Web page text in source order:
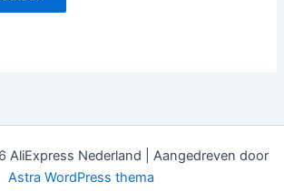
AliExpress Nederland | Aangedreven door
Astra WordPress thema